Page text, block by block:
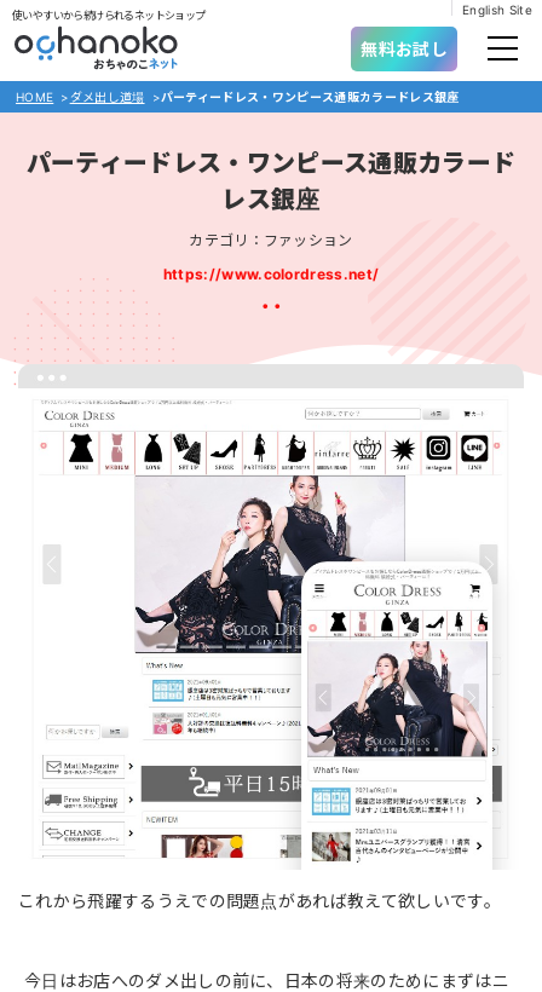
English Site
使いやすいから続けられるネットショップ
無料お試し
HOME > ダメ出し道場 >パーティードレス・ワンピース通販カラードレス銀座
パーティードレス・ワンピース通販カラード
レス銀座
カテゴリ：ファッション
https://www.colordress.net/
これから飛躍するうえでの問題点があれば教えて欲しいです。
今日はお店へのダメ出しの前に、日本の将来のためにまずはニ